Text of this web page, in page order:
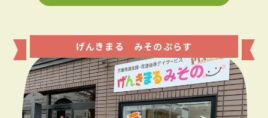
げんきまる みそのぷらす